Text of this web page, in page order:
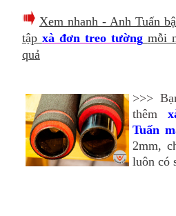
Xem nhanh - Anh Tuấn
tập xà đơn treo tường mỗi
quả
>>>
thêm
Tuấn
2mm,
luôn có